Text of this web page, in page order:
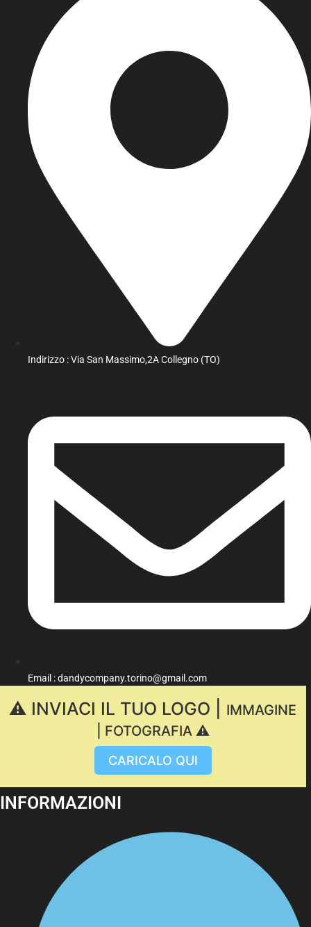
Indirizzo : Via San Massimo,2A Collegno (TO)
Email : dandycompany.torino@gmail.com
⚠️ INVIACI IL TUO LOGO |
IMMAGINE
| FOTOGRAFIA ⚠️
CARICALO QUI
INFORMAZIONI